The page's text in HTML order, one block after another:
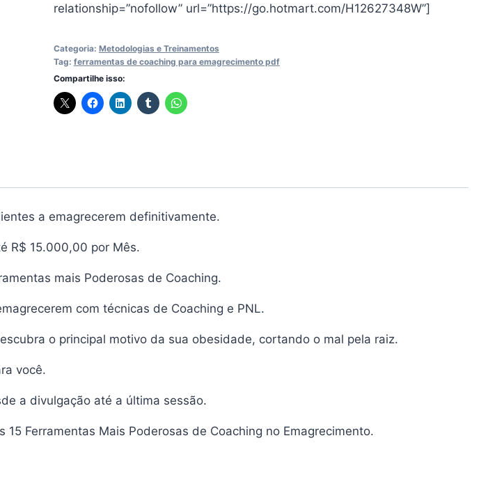
relationship=”nofollow” url=”https://go.hotmart.com/H12627348W”]
Categoria: Metodologias e Treinamentos
Tag: ferramentas de coaching para emagrecimento pdf
Compartilhe isso:
a emagrecerem definitivamente.
R$ 15.000,00 por Mês.
mais Poderosas de Coaching.
com técnicas de Coaching e PNL.
o principal motivo da sua obesidade, cortando o mal pela raiz.
você.
a divulgação até a última sessão.
Ferramentas Mais Poderosas de Coaching no Emagrecimento.